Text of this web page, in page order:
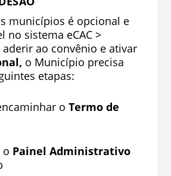
municípios é opcional e
no sistema eCAC >
aderir ao convênio e ativar
o Município precisa
etapas:
o Termo de
o Painel Administrativo